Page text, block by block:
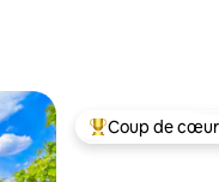
Coup de cœur
Coup de